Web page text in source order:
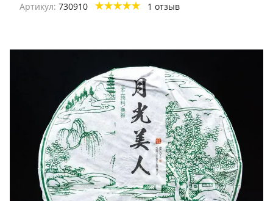
Артикул: 730910 1 отзыв